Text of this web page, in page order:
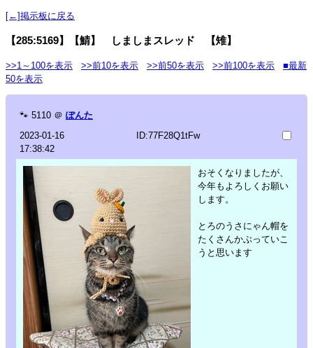
[←]掲示板に戻る
【285:5169】【鯖】 しましまスレッド 【雉】
>>1～100を表示 >>前10を表示 >>前50を表示 >>前100を表示
■最新
50を表示
🐾 5110 ＠ ぽんた
2023-01-16
17:38:42
ID:77F28Q1tFw
おそくなりましたが、
今年もよろしくお願い
します。
とろのうさにゃん帽を
たくさんかぶっていこ
うと思います